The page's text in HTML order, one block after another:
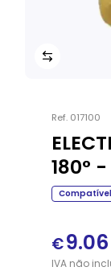
Ref. 017100
180°
Compatível
€9.06
IVAnão